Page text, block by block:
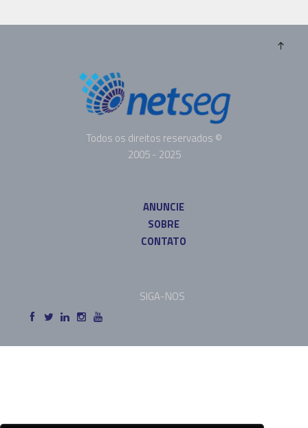
Todos os direitos reservados ©
2005 - 2025
ANUNCIE
SOBRE
CONTATO
SIGA-NOS